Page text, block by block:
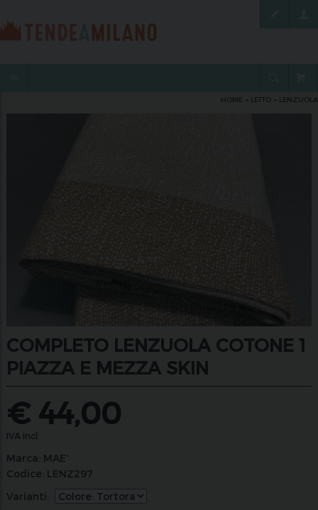
HOME LETTO LENZUOLA
COMPLETO LENZUOLA COTONE 1
PIAZZA E MEZZA SKIN
€ 44,00
IVA incl.
Marca: MAE'
Codice: LENZ297
Varianti: